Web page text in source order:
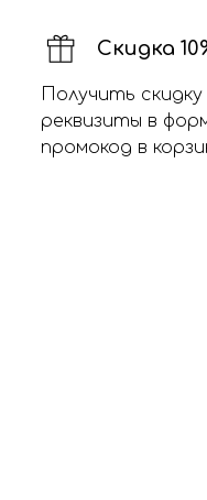
Скидка
Получить
реквизиты в
промокод в